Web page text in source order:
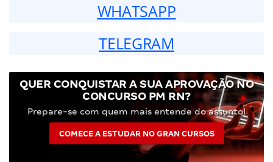
WHATSAPP
TELEGRAM
QUER CONQUISTAR A SUA APROVAÇÃO NO
CONCURSO PM RN?
Prepare-se com quem mais entende do assunto!
COMECE A ESTUDAR NO GRAN CURSOS